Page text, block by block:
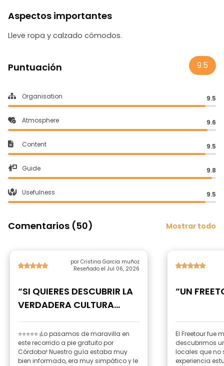
Aspectos importantes
Lleve ropa y calzado cómodos.
Puntuación 9.5
Organisation 9.5
Atmosphere 9.6
Content 9.5
Guide 9.8
Usefulness 9.5
Comentarios (50) Mostrar todo
por Cristina Garcia muñoz
Reseñado el Jul 06, 2026
“SI QUIERES DESCUBRIR LA
VERDADERA CULTURA
LOCAL ”
⭐⭐⭐⭐⭐ ¡Lo pasamos de maravilla en
este recorrido a pie gratuito por
Córdoba! Nuestro guía estaba muy
bien informado, era muy simpático y le
“UN
El Freetour fue
descubrimos
locales que no
experiencia